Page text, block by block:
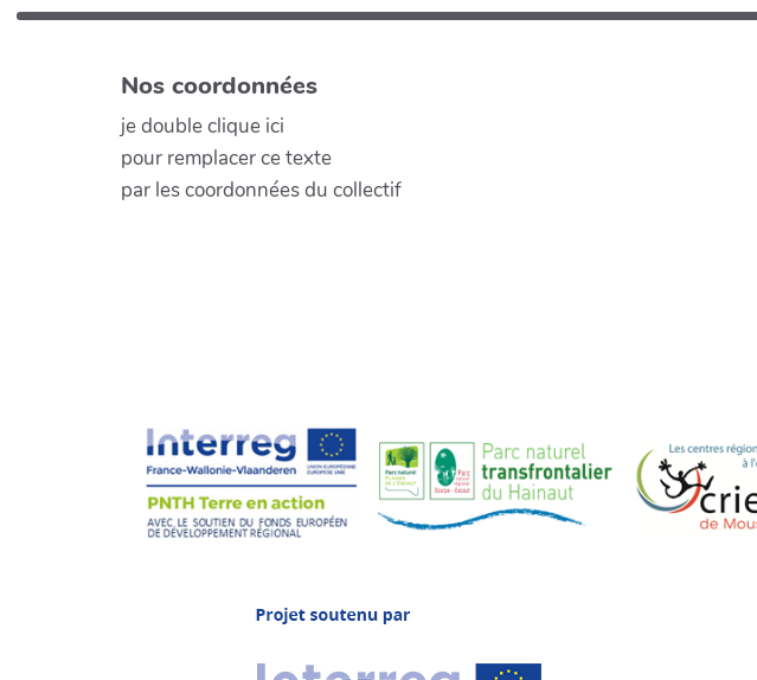
Nos coordonnées
je double clique ici
pour remplacer ce texte
par les coordonnées du collectif